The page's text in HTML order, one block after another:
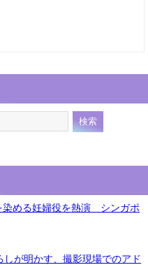
染める妊婦役を熱演 シンガポ
しが明かす、撮影現場でのアド